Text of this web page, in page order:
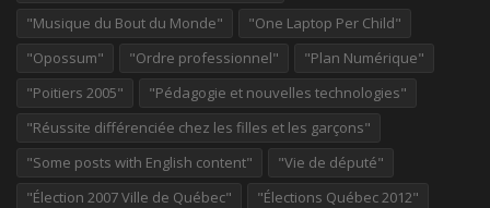
"Musique du Bout du Monde"
"One Laptop Per Child"
"Opossum"
"Ordre professionnel"
"Plan Numérique"
"Poitiers 2005"
"Pédagogie et nouvelles technologies"
"Réussite différenciée chez les filles et les garçons"
"Some posts with English content"
"Vie de député"
"Élection 2007 Ville de Québec"
"Élections Québec 2012"